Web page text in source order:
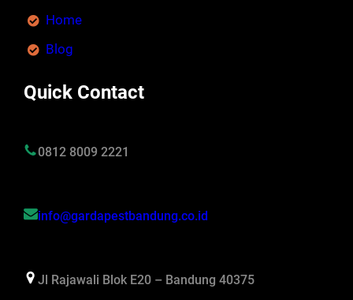
Home
Blog
Quick Contact
0812 8009 2221
info@gardapestbandung.co.id
Jl Rajawali Blok E20 – Bandung 40375